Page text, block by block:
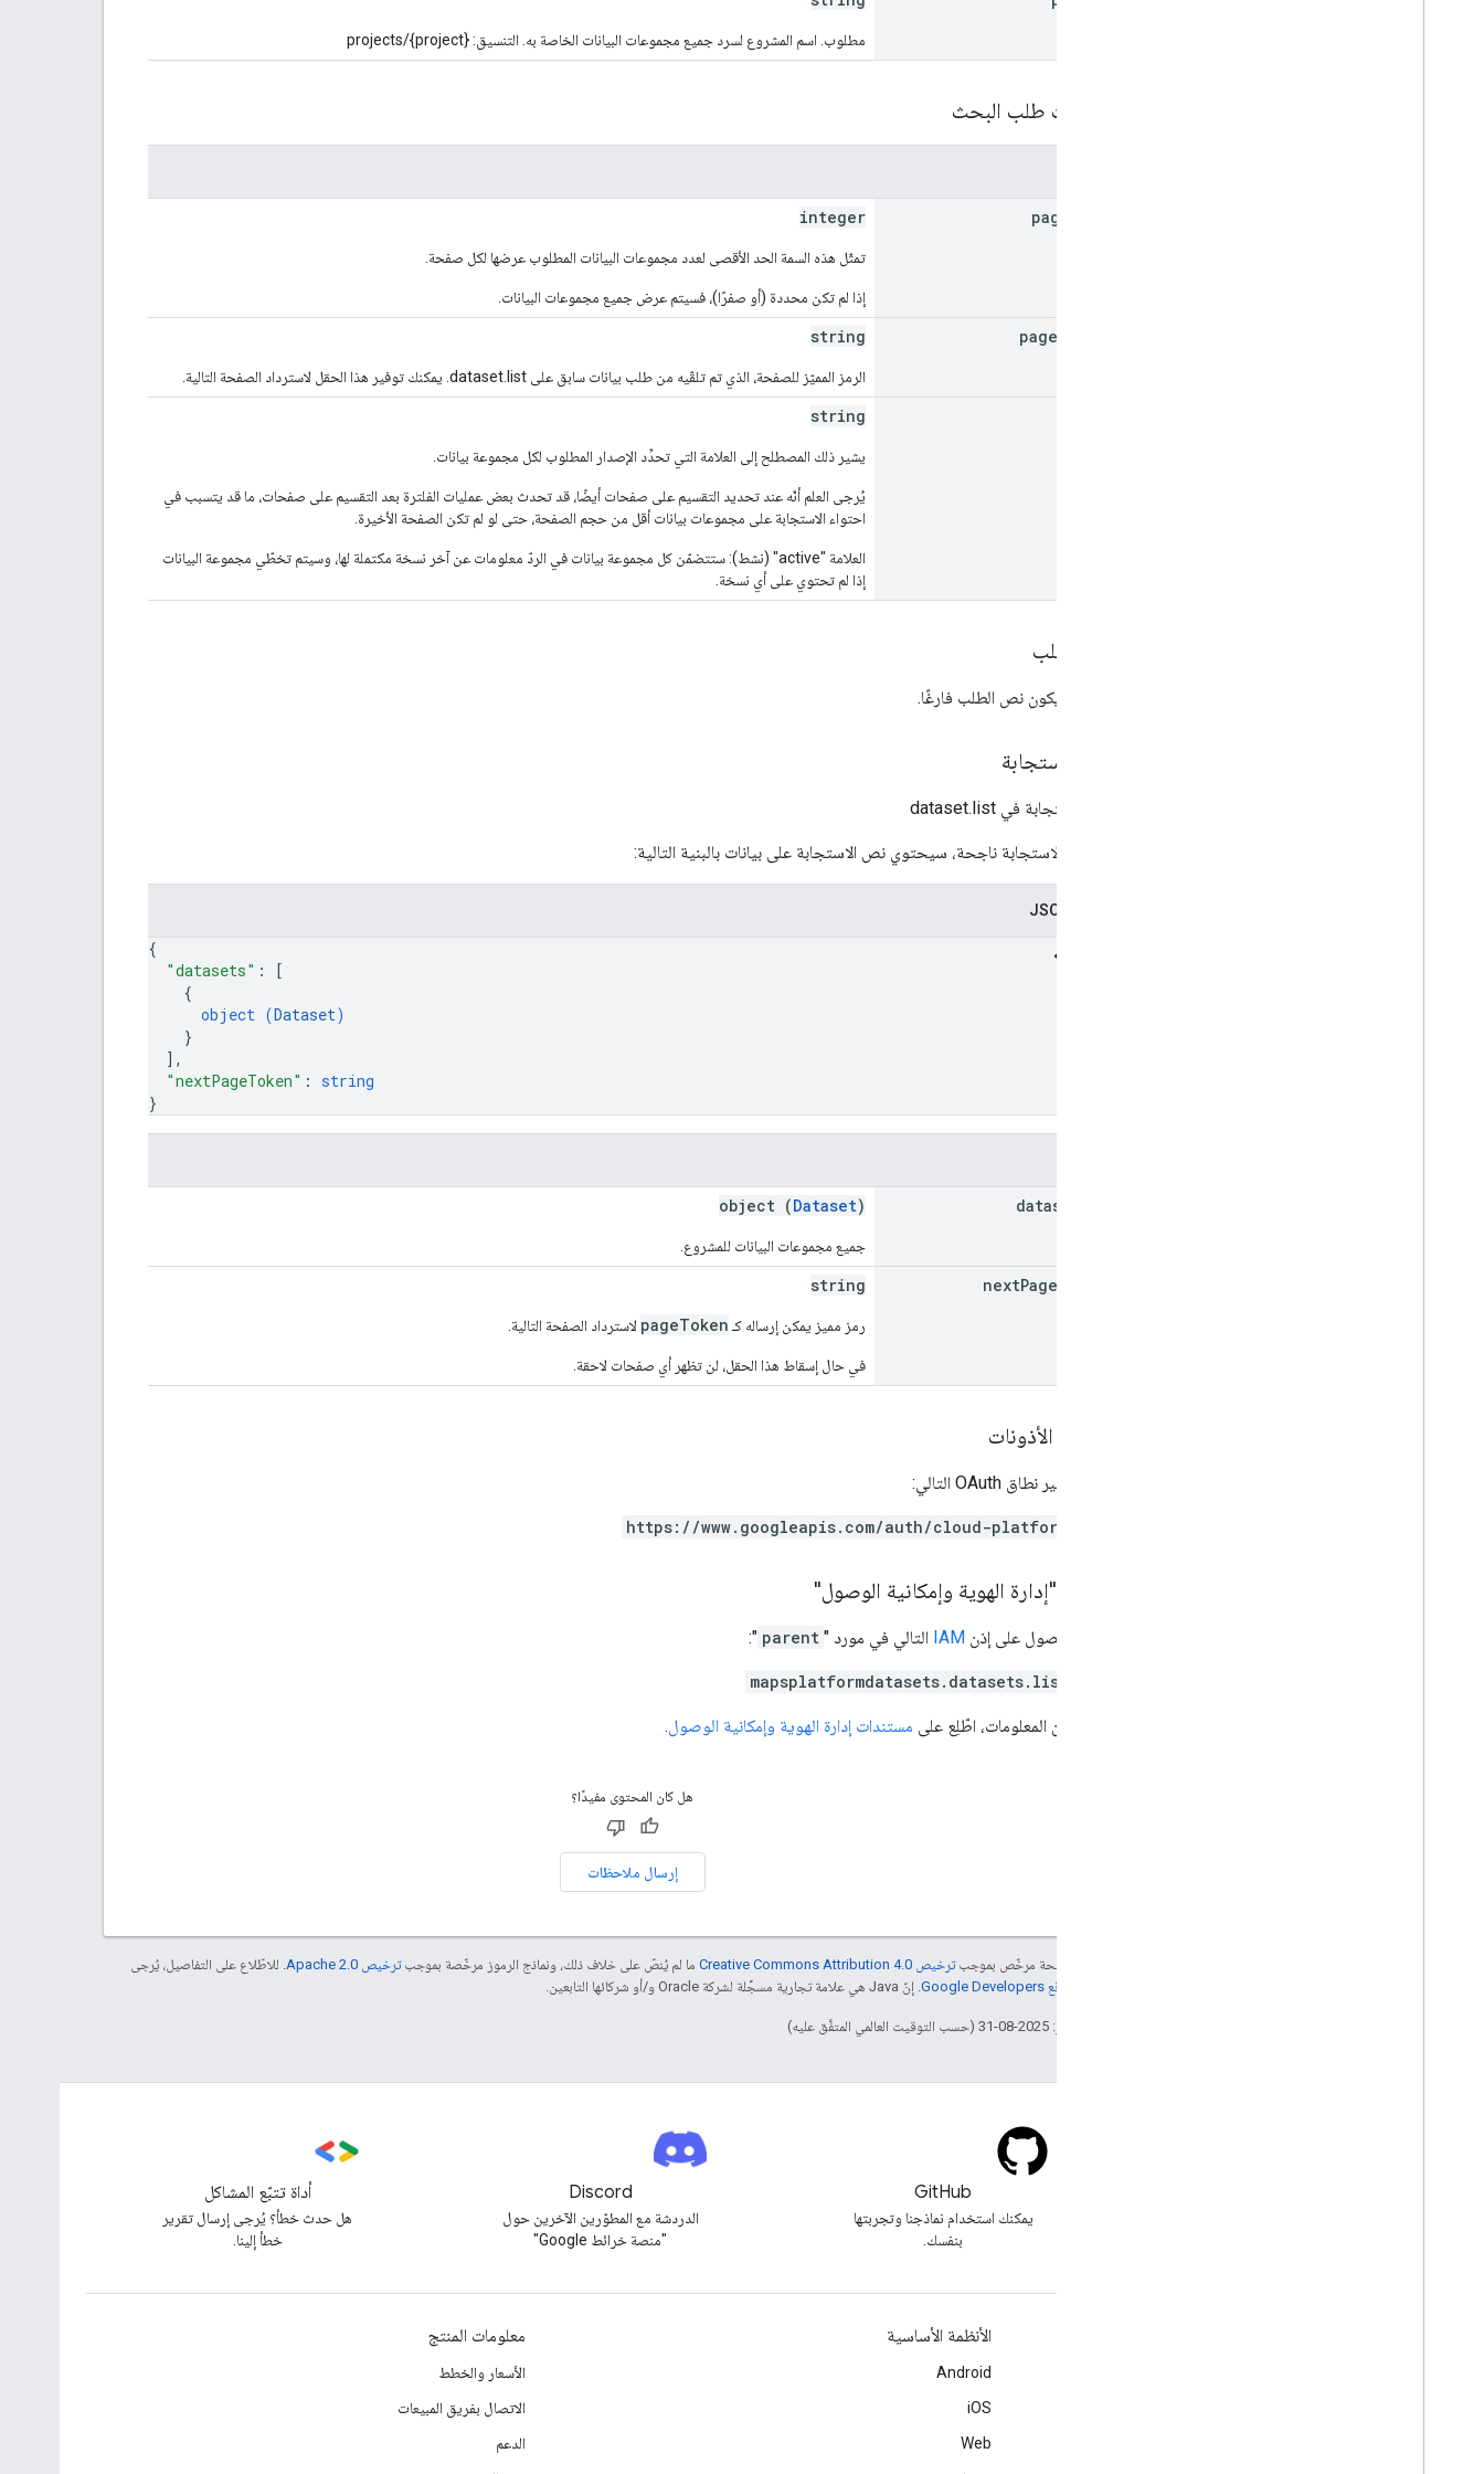
مطلوب. اسم المشروع لسرد جميع مجموعات البيانات الخاصة به. التنسيق: projects/{project}
معامِلات طلب البحث
page
integer
تمثّل هذه السمة الحد الأقصى لعدد مجموعات البيانات المطلوب عرضها لكل صفحة.
إذا لم تكن محددة (أو صفرًا)، فسيتم عرض جميع مجموعات البيانات.
page
string
الرمز المميّز للصفحة، الذي تم تلقّيه من طلب بيانات سابق على dataset.list. يمكنك توفير هذا الحقل لاسترداد الصفحة التالية.
string
يشير ذلك المصطلح إلى العلامة التي تحدِّد الإصدار المطلوب لكل مجموعة بيانات.
يُرجى العلم أنّه عند تحديد التقسيم على صفحات أيضًا، قد تحدث بعض عمليات الفلترة بعد التقسيم على صفحات، ما قد يتسبب في
احتواء الاستجابة على مجموعات بيانات أقل من حجم الصفحة، حتى لو لم تكن الصفحة الأخيرة.
العلامة "active" (نشط): ستتضمّن كل مجموعة بيانات في الردّ معلومات عن آخر نسخة مكتملة لها، وسيتم تخطّي مجموعة البيانات
إذا لم تحتوي على أي نسخة.
نص الطلب
يجب أن يكون نص الطلب فارغًا.
نص الاستجابة
كائن الاستجابة في dataset.list
إذا كانت الاستجابة ناجحة، سيحتوي نص الاستجابة على بيانات بالبنية التالية:
{
"datasets" :
[
{
object (Dataset)
}
] ,
"nextPageToken" : string
}
datasets[]
object (Dataset)
جميع مجموعات البيانات للمشروع.
nextPage
string
رمز مميز يمكن إرساله كـ pageToken لاسترداد الصفحة التالية.
في حال إسقاط هذا الحقل، لن تظهر أي صفحات لاحقة.
نطاقات الأذونات
يجب توفير نطاق OAuth التالي:
https://www.googleapis.com/auth/cloud-platform
أذونات "إدارة الهوية وإمكانية الوصول"
يجب الحصول على إذن IAM التالي في مورد " parent
":
mapsplatformdatasets.datasets.list
ولمزيد من المعلومات، اطّلِع على مستندات إدارة الهوية وإمكانية الوصول.
هل كان المحتوى مفيدًا؟
إرسال ملاحظات
إنّ محتوى هذه الصفحة مرخّص بموجبترخيص Creative Commons Attribution 4.0‏ ما لم يُنصّ على خلاف ذلك، ونماذج الرموز مرخّصة بموجبترخيص Apache 2.0‏
. للاطّلاع على التفاصيل، يُرجى
سياسات موقع Google Developers‏ . إنّ Java هي علامة تجارية مسجَّلة لشركة Oracle و/أو شركائها التابعين.
تاريخ التعديل الأخير: 2025-08-31 (حسب التوقيت العالمي المتفَّق عليه)
GitHub
يمكنك استخدام نماذجنا وتجربتها
بنفسك.
Discord
الدردشة مع المطوّرين الآخرين حول
"منصة خرائط Google"
أداة تتبّع المشاكل
هل حدث خطأ؟ يُرجى إرسال تقرير
خطأ إلينا.
الأنظمة الأساسية
Android
iOS
Web
معلومات المنتج
الأسعار والخطط
الاتصال بفريق المبيعات
الدعم